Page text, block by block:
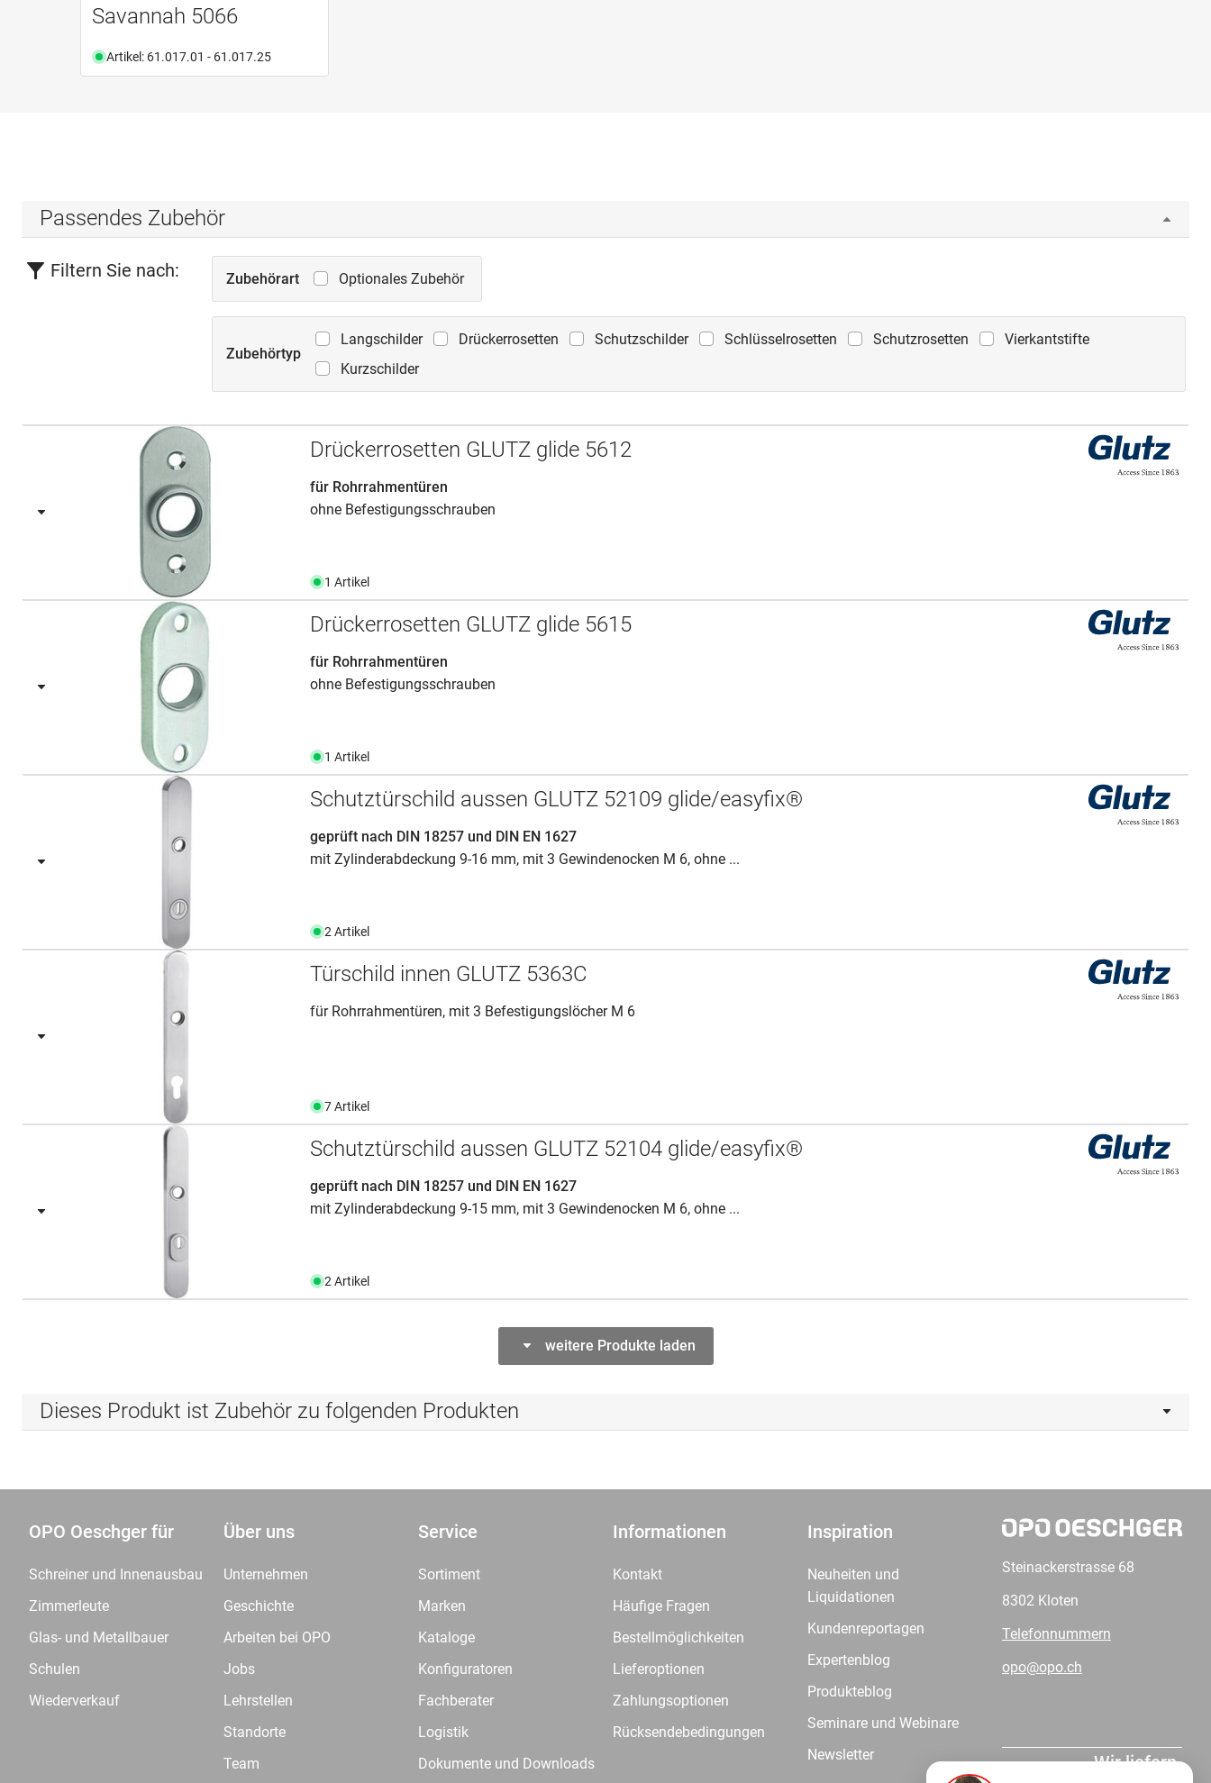
Savannah 5066
Artikel: 61.017.01 - 61.017.25
Passendes Zubehör
Filtern Sie nach: Zubehörart Optionales Zubehör
Zubehörtyp
Langschilder Drückerrosetten Schutzschilder Schlüsselrosetten Schutzrosetten
Vierkantstifte
Kurzschilder
Drückerrosetten GLUTZ glide 5612
für Rohrrahmentüren
ohne Befestigungsschrauben
1 Artikel
Drückerrosetten GLUTZ glide 5615
für Rohrrahmentüren
ohne Befestigungsschrauben
1 Artikel
Schutztürschild aussen GLUTZ 52109 glide/easyfix®
geprüft nach DIN 18257 und DIN EN 1627
mit Zylinderabdeckung 9-16 mm, mit 3 Gewindenocken M 6, ohne ...
2 Artikel
Türschild innen GLUTZ 5363C
für Rohrrahmentüren, mit 3 Befestigungslöcher M 6
7 Artikel
Schutztürschild aussen GLUTZ 52104 glide/easyfix®
geprüft nach DIN 18257 und DIN EN 1627
mit Zylinderabdeckung 9-15 mm, mit 3 Gewindenocken M 6, ohne ...
2 Artikel
weitere Produkte laden
Dieses Produkt ist Zubehör zu folgenden Produkten
OPO Oeschger für
Schreiner und Innenausbau
Zimmerleute
Glas- und Metallbauer
Schulen
Wiederverkauf
Über uns
Unternehmen
Geschichte
Arbeiten bei OPO
Jobs
Lehrstellen
Standorte
Team
Service
Sortiment
Marken
Kataloge
Konfiguratoren
Fachberater
Logistik
Dokumente und Downloads
Informationen
Kontakt
Häufige Fragen
Bestellmöglichkeiten
Lieferoptionen
Zahlungsoptionen
Rücksendebedingungen
Inspiration
Neuheiten und
Liquidationen
Kundenreportagen
Expertenblog
Produkteblog
Seminare und Webinare
Newsletter
Steinackerstrasse 68
8302 Kloten
Telefonnummern
opo@opo.ch
Wir liefern.